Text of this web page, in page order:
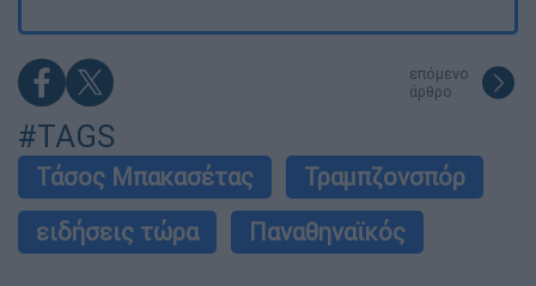
επόμενο
άρθρο
#TAGS
Τάσος Μπακασέτας
Τραμπζονσπόρ
ειδήσεις τώρα
Παναθηναϊκός